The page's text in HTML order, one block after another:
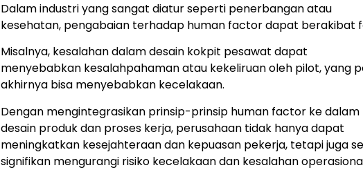
Dalam industri yang sangat diatur seperti penerbangan atau
kesehatan, pengabaian terhadap human factor dapat berakibat
Misalnya, kesalahan dalam desain kokpit pesawat dapat
menyebabkan kesalahpahaman atau kekeliruan oleh pilot, yang
akhirnya bisa menyebabkan kecelakaan.
Dengan mengintegrasikan prinsip-prinsip human factor ke dalam
desain produk dan proses kerja, perusahaan tidak hanya dapat
meningkatkan kesejahteraan dan kepuasan pekerja, tetapi juga
signifikan mengurangi risiko kecelakaan dan kesalahan